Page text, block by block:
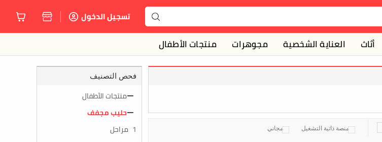
تسجيل الدخول
أثاث العناية الشخصية مجوهرات منتجات الأطفال
فحص التصنيف
منتجات الأطفال
حليب مجفف
1 مراحل
منصة ذاتية التشغيل مجاني